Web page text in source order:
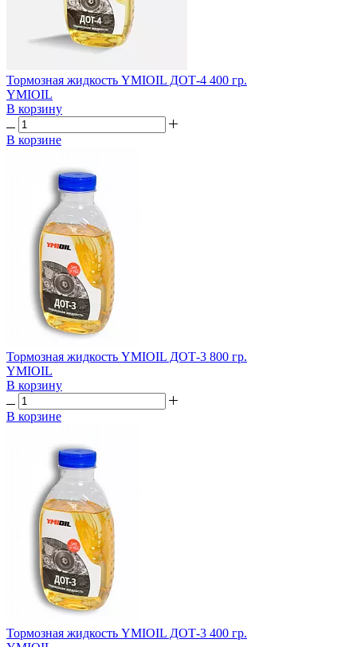
Тормозная жидкость YMIOIL ДОТ-4 400 гр.
YMIOIL
В корзину
В корзине
Тормозная жидкость YMIOIL ДОТ-3 800 гр.
YMIOIL
В корзину
В корзине
Тормозная жидкость YMIOIL ДОТ-3 400 гр.